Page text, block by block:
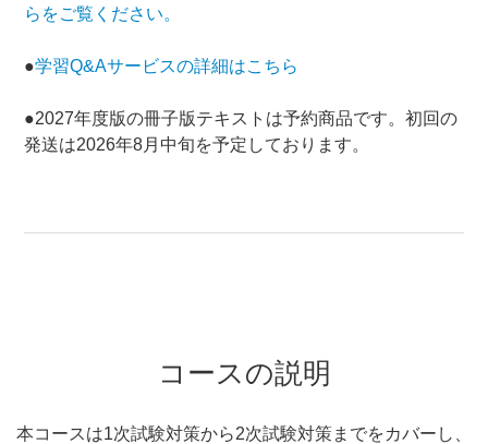
らをご覧ください。
●学習Q&Aサービスの詳細はこちら
●2027年度版の冊子版テキストは予約商品です。初回の
発送は2026年8月中旬を予定しております。
コースの説明
本コースは1次試験対策から2次試験対策までをカバーし、